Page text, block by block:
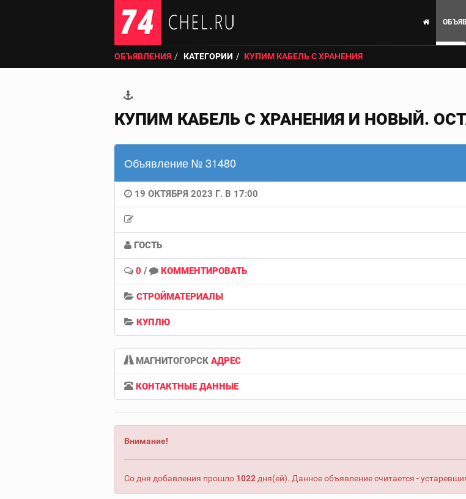
ОБЪЯВЛЕНИЯ КАТЕГОРИИ КУПИМ КАБЕЛЬ С ХРАНЕНИЯ
КУПИМ КАБЕЛЬ С ХРАНЕНИЯ И НОВЫЙ.
Объявление № 31480
19 ОКТЯБРЯ 2023 Г. В 17:00
ГОСТЬ
0 / КОММЕНТИРОВАТЬ
СТРОЙМАТЕРИАЛЫ
КУПЛЮ
МАГНИТОГОРСК АДРЕС
КОНТАКТНЫЕ ДАННЫЕ
Внимание!
Со дня добавления прошло 1022 дня(ей). Данное объявление считается -